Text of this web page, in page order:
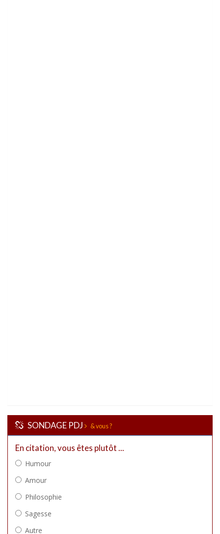
SONDAGE PDJ & vous ?